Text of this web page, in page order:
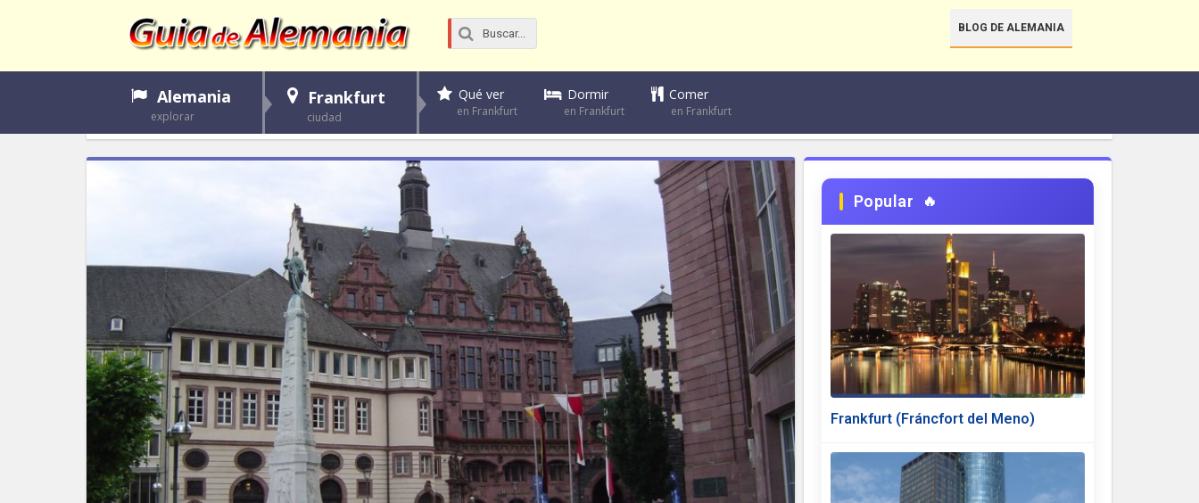
BLOG DE ALEMANIA
Alemania
explorar
Frankfurt
ciudad
Qué ver
en Frankfurt
Dormir
en Frankfurt
Comer
en Frankfurt
Popular
Frankfurt (Fráncfort del Meno)